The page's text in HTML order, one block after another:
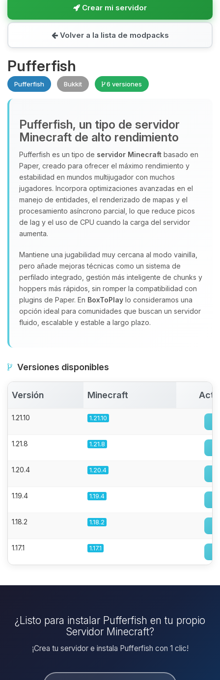
Crear mi servidor
Volver a la lista de modpacks
Pufferfish
Pufferfish Bukkit 6 versiones
Pufferfish, un tipo de servidor
Minecraft de alto rendimiento
Pufferfish es un tipo de servidor Minecraft basado en
Paper, creado para ofrecer el máximo rendimiento y
estabilidad en mundos multijugador con muchos
jugadores. Incorpora optimizaciones avanzadas en el
manejo de entidades, el renderizado de mapas y el
procesamiento asíncrono parcial, lo que reduce picos
de lag y el uso de CPU cuando la carga del servidor
aumenta.
Mantiene una jugabilidad muy cercana al modo vainilla,
pero añade mejoras técnicas como un sistema de
perfilado integrado, gestión más inteligente de chunks y
hoppers más rápidos, sin romper la compatibilidad con
plugins de Paper. En BoxToPlay lo consideramos una
opción ideal para comunidades que buscan un servidor
fluido, escalable y estable a largo plazo.
Versiones disponibles
Versión Minecraft
1.21.10 1.21.10
1.21.8 1.21.8
1.20.4 1.20.4
1.19.4 1.19.4
1.18.2 1.18.2
1.17.1 1.17.1
¿Listo para instalar Pufferfish en tu propio
Servidor Minecraft?
¡Crea tu servidor e instala Pufferfish con 1 clic!
hablar! Soy Choupy, tu pequeno
asistente de BoxToPlay. Cuentame
que necesitas y moveré mis
pequenos circuitos para ayudarte.
08/08/2026 08:53